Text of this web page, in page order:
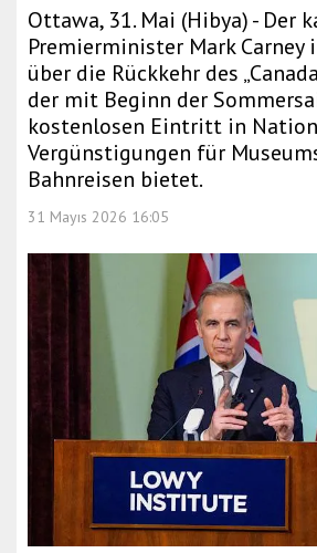
Ottawa, 31. Mai (Hibya) - Der
Premierminister Mark
über die Rückkehr des
der mit Beginn der
kostenlosen Eintritt in
Vergünstigungen für
Bahnreisen bietet.
31 Mayıs 2026 16:05